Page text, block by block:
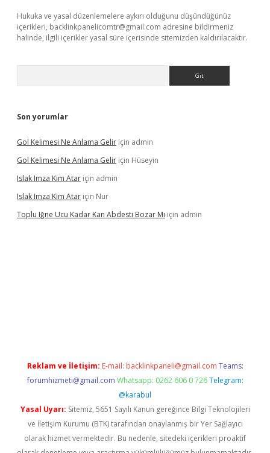
Hukuka ve yasal düzenlemelere aykırı olduğunu düşündüğünüz
içerikleri, backlinkpanelicomtr@gmail.com adresine bildirmeniz
halinde, ilgili içerikler yasal süre içerisinde sitemizden kaldırılacaktır.
Son yorumlar
Gol Kelimesi Ne Anlama Gelir için admin
Gol Kelimesi Ne Anlama Gelir için Hüseyin
Islak Imza Kim Atar için admin
Islak Imza Kim Atar için Nur
Toplu Iğne Ucu Kadar Kan Abdesti Bozar Mı için admin
Reklam ve İletişim: E-mail: backlinkpaneli@gmail.com Teams:
forumhizmeti@gmail.com Whatsapp: 0262 606 0 726 Telegram:
@karabul
Yasal Uyarı: Sitemiz, 5651 Sayılı Kanun gereğince Bilgi Teknolojileri
ve İletişim Kurumu (BTK) tarafından onaylanmış bir Yer Sağlayıcı
olarak hizmet vermektedir. Bu nedenle, sitedeki içerikleri proaktif